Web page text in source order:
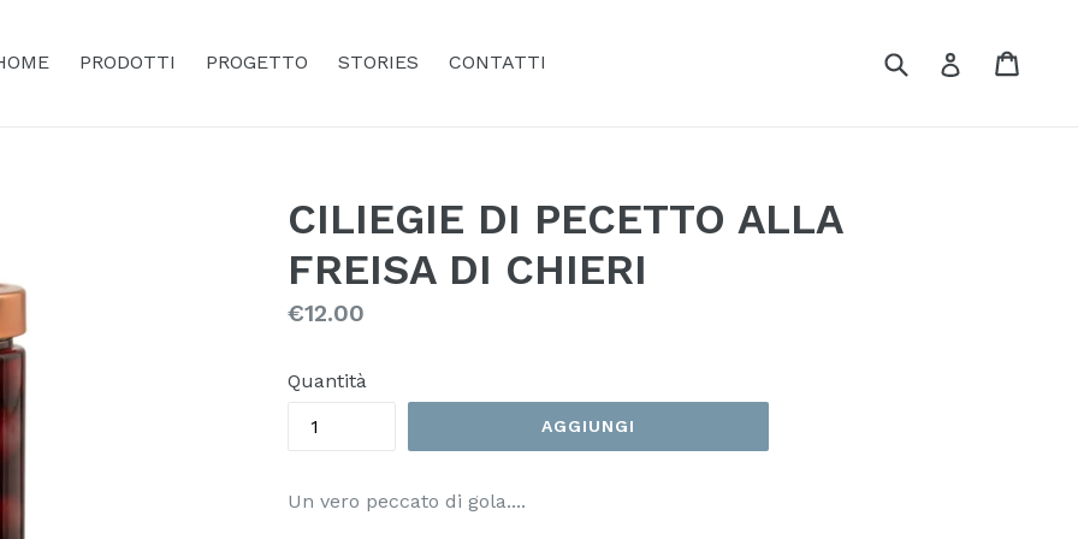
PRODOTTI PROGETTO STORIES CONTATTI Cerca Accedi
CILIEGIE DI PECETTO ALLA
FREISA DI CHIERI
Prezzo
€12.00
Quantità
AGGIUNGI
Un vero peccato di gola....